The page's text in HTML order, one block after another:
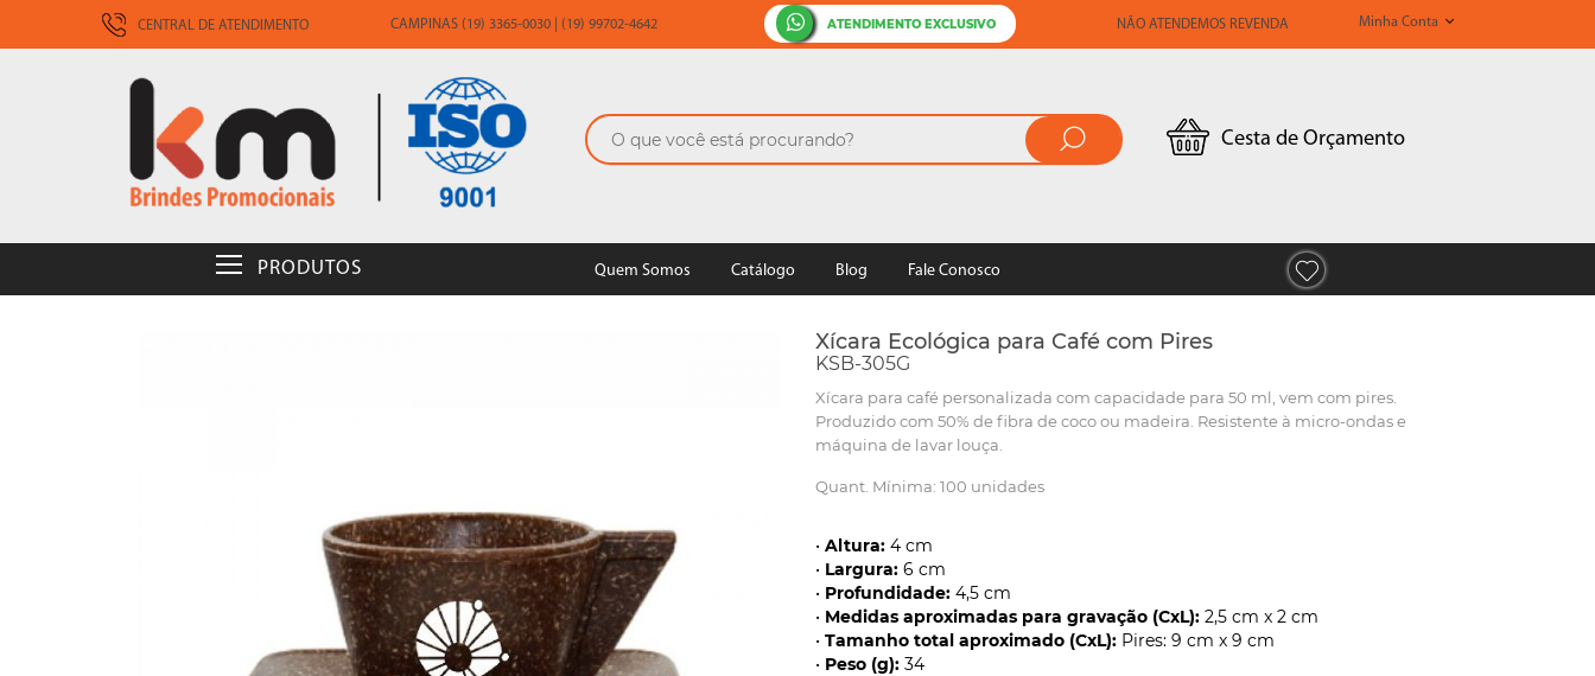
CENTRAL DE ATENDIMENTO CAMPINAS (19) 3365-0030 | (19) 99702-4642 ATENDIMENTO EXCLUSIVO NÃO ATENDEMOS REVENDA Minha Conta
Cesta de Orçamento
PRODUTOS Quem Somos Catálogo Blog Fale Conosco
Xícara Ecológica para Café com Pires
KSB-305G
Xícara para café personalizada com capacidade para 50 ml, vem com pires.
Produzido com 50% de fibra de coco ou madeira. Resistente à micro-ondas e
máquina de lavar louça.
Quant. Mínima: 100 unidades
• Altura: 4 cm
• Largura: 6 cm
• Profundidade: 4,5 cm
• Medidas aproximadas para gravação (CxL): 2,5 cm x 2 cm
• Tamanho total aproximado (CxL): Pires: 9 cm x 9 cm
• Peso (g): 34